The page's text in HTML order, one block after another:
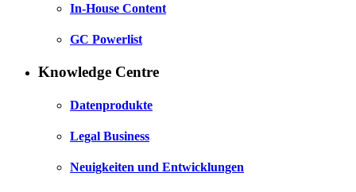
In-House Content
GC Powerlist
Knowledge Centre
Datenprodukte
Legal Business
Neuigkeiten und Entwicklungen